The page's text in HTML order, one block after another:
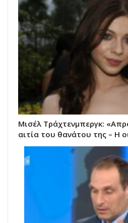
Μισέλ Τράχτενμπεργκ:
αιτία του θανάτου της – Η